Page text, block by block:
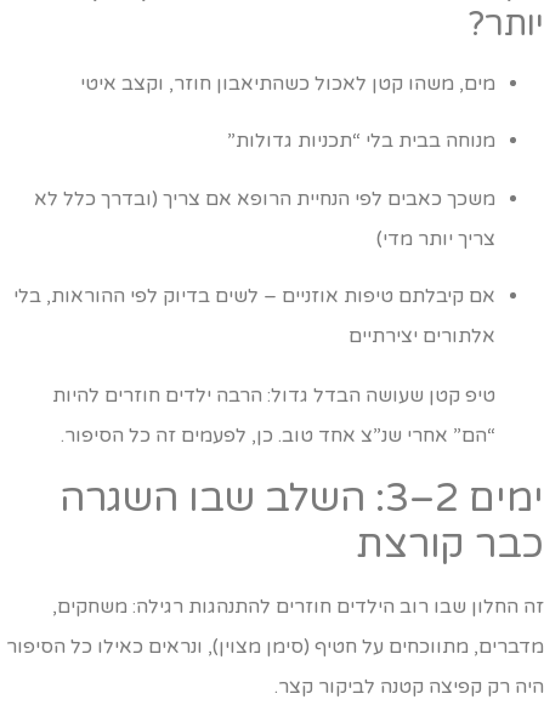
מים, משהו קטן לאכול כשהתיאבון חוזר, וקצב איטי
מנוחה בבית בלי “תכניות גדולות”
משכך כאבים לפי הנחיית הרופא אם צריך (ובדרך כלל לא
צריך יותר מדי)
אם קיבלתם טיפות אוזניים – לשים בדיוק לפי ההוראות, בלי
אלתורים יצירתיים
טיפ קטן שעושה הבדל גדול: הרבה ילדים חוזרים להיות
“הם” אחרי שנ”צ אחד טוב. כן, לפעמים זה כל הסיפור.
ימים 2–3: השלב שבו השגרה
קורצת
החלון שבו רוב הילדים חוזרים להתנהגות רגילה: משחקים,
מתווכחים על חטיף (סימן מצוין), ונראים כאילו כל הסיפור
רק קפיצה קטנה לביקור קצר.